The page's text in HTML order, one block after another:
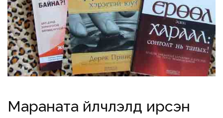
Мараната үйлчлэлд ирсэн